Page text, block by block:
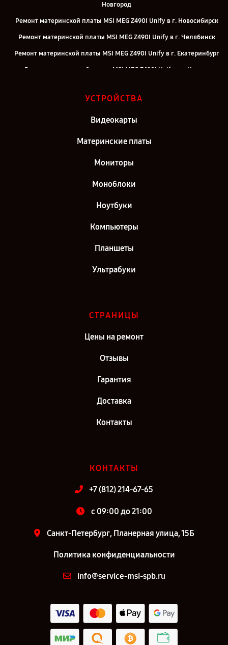
Новгород
Ремонт материнской платы MSI MEG Z490I Unify в г. Новосибирск
Ремонт материнской платы MSI MEG Z490I Unify в г. Челябинск
Ремонт материнской платы MSI MEG Z490I Unify в г. Екатеринбург
Ремонт материнской платы MSI MEG Z490I Unify в г. Казань
УСТРОЙСТВА
Видеокарты
Материнские платы
Мониторы
Моноблоки
Ноутбуки
Компьютеры
Планшеты
Ультрабуки
СТРАНИЦЫ
Цены на ремонт
Отзывы
Гарантия
Доставка
Контакты
КОНТАКТЫ
+7 (812) 214-67-65
c 09:00 до 21:00
Санкт-Петербург, Планерная улица, 15Б
Политика конфиденциальности
info@service-msi-spb.ru